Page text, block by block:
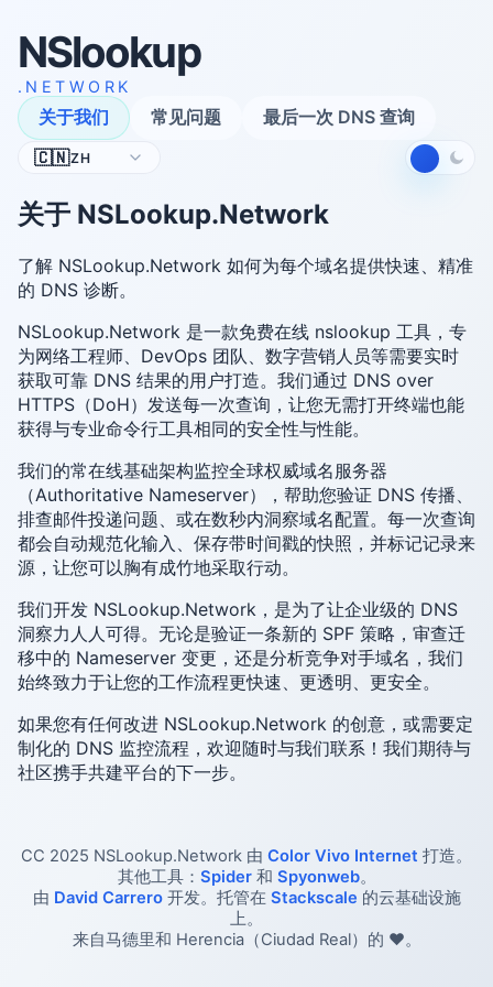
NSlookup
.NETWORK
关于我们 常见问题
最后一次 DNS 查询
🇨🇳ZH
关于 NSLookup.Network
了解 NSLookup.Network 如何为每个域名提供快速、精准
的 DNS 诊断。
NSLookup.Network 是一款免费在线 nslookup 工具，专
为网络工程师、DevOps 团队、数字营销人员等需要实时
获取可靠 DNS 结果的用户打造。我们通过 DNS over
HTTPS（DoH）发送每一次查询，让您无需打开终端也能
获得与专业命令行工具相同的安全性与性能。
我们的常在线基础架构监控全球权威域名服务器
（Authoritative Nameserver），帮助您验证 DNS 传播、
排查邮件投递问题、或在数秒内洞察域名配置。每一次查询
都会自动规范化输入、保存带时间戳的快照，并标记记录来
源，让您可以胸有成竹地采取行动。
我们开发 NSLookup.Network，是为了让企业级的 DNS
洞察力人人可得。无论是验证一条新的 SPF 策略，审查迁
移中的 Nameserver 变更，还是分析竞争对手域名，我们
始终致力于让您的工作流程更快速、更透明、更安全。
如果您有任何改进 NSLookup.Network 的创意，或需要定
制化的 DNS 监控流程，欢迎随时与我们联系！我们期待与
社区携手共建平台的下一步。
CC 2025 NSLookup.Network 由 Color Vivo Internet 打造。
其他工具： Spider和 Spyonweb。
由 David Carrero开发。托管在 Stackscale 的云基础设施
上。
来自马德里和 Herencia（Ciudad Real）的 ❤️。